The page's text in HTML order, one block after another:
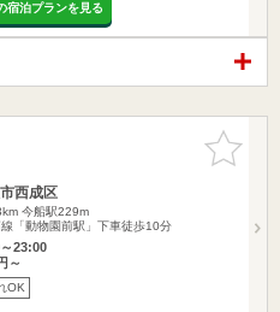
宿泊プランを見る
お気に入
りに追加
西成区
今船駅229m
「動物園前駅」下車徒歩10分
23:00
～
OK